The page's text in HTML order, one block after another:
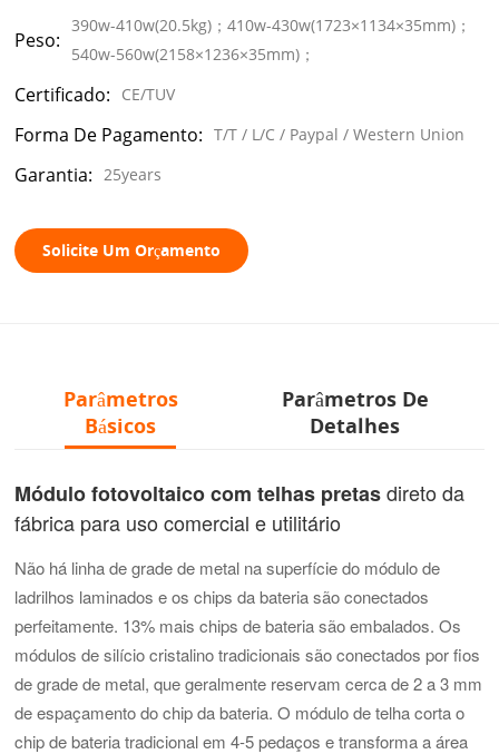
Peso:
390w-410w(20.5kg)；410w-430w(1723×1134×35mm)；
540w-560w(2158×1236×35mm)；
Certificado: CE/TUV
Forma De Pagamento: T/T / L/C / Paypal / Western Union
Garantia: 25years
Solicite Um Orçamento
Parâmetros
Básicos
Parâmetros De
Detalhes
Módulo fotovoltaico com telhas pretasdireto da
fábrica para uso comercial e utilitário
Não há linha de grade de metal na superfície do módulo de
ladrilhos laminados e os chips da bateria são conectados
perfeitamente. 13% mais chips de bateria são embalados. Os
módulos de silício cristalino tradicionais são conectados por fios
de grade de metal, que geralmente reservam cerca de 2 a 3 mm
de espaçamento do chip da bateria. O módulo de telha corta o
chip de bateria tradicional em 4-5 pedaços e transforma a área